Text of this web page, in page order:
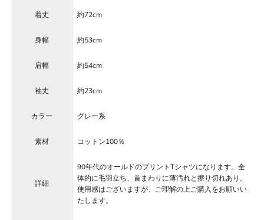
着丈 約72cm
身幅 約53cm
肩幅 約54cm
袖丈 約23cm
カラー グレー系
素材 コットン100％
詳細
90年代のオールドのプリントTシャツになります。全
体的に毛羽立ち、首まわりに薄汚れと擦り切れあり。
使用感はございますが、ご理解の上ご購入をお願いい
たします。